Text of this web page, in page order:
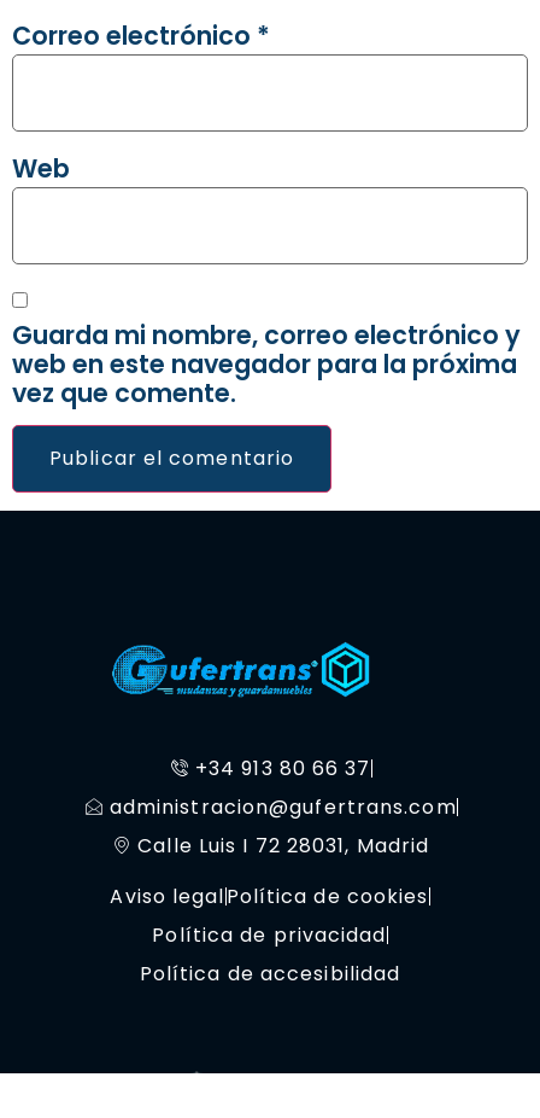
Correo electrónico *
Web
Guarda mi nombre, correo electrónico y
web en este navegador para la próxima
vez que comente.
+34 913 80 66 37
administracion@gufertrans.com
Calle Luis I 72 28031, Madrid
Aviso legalPolítica de cookies
Política de privacidad
Política de accesibilidad